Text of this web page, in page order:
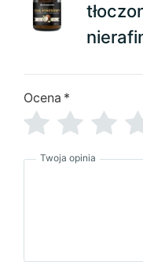
Ocena *
Twoja opinia